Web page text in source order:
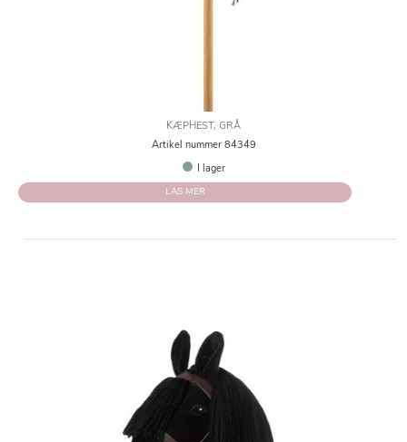
KÆPHEST, GRÅ
Artikel nummer 84349
I lager
LÄS MER